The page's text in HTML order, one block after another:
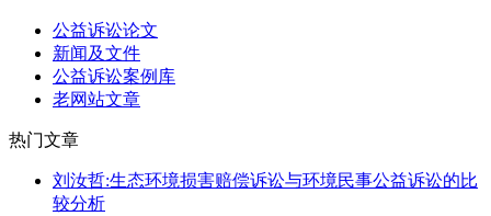
公益诉讼论文
新闻及文件
公益诉讼案例库
老网站文章
热门文章
刘汝哲:生态环境损害赔偿诉讼与环境民事公益诉讼的比
较分析